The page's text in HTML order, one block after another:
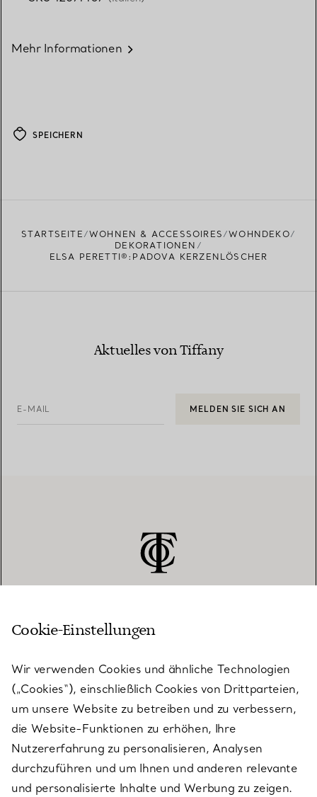
Mehr Informationen
SPEICHERN
STARTSEITE WOHNEN & ACCESSOIRES
WOHNDEKO
DEKORATIONEN
ELSA PERETTI®:PADOVA KERZENLÖSCHER
Aktuelles von Tiffany
E-MAIL MELDEN SIE SICH AN
KUNDENSERVICE
SERVICES
ÜBER TIFFANY & CO.
Cookie-Einstellungen
Wir verwenden Cookies und ähnliche Technologien
(„Cookies“), einschließlich Cookies von Drittparteien,
um unsere Website zu betreiben und zu verbessern,
die Website-Funktionen zu erhöhen, Ihre
Nutzererfahrung zu personalisieren, Analysen
durchzuführen und um Ihnen und anderen relevante
und personalisierte Inhalte und Werbung zu zeigen.